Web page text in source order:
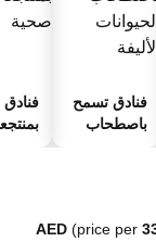
فنادق تسمح
باصطحاب
فنادق
(price per